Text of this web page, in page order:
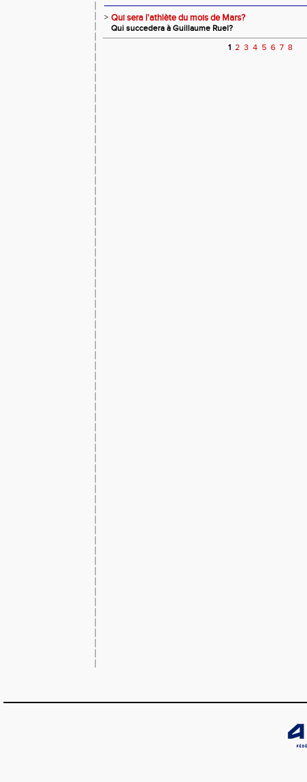
> Qui sera l'athlète du mois de Mars?
Qui succedera à Guillaume Ruel?
1 2 3 4 5 6 7 8